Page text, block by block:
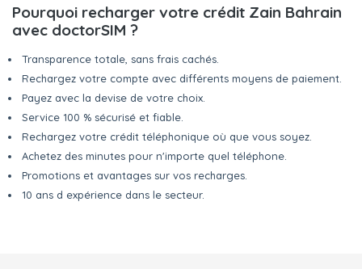
Pourquoi recharger votre crédit Zain Bahrain
avec doctorSIM ?
Transparence totale, sans frais cachés.
Rechargez votre compte avec différents moyens de paiement.
Payez avec la devise de votre choix.
Service 100 % sécurisé et fiable.
Rechargez votre crédit téléphonique où que vous soyez.
Achetez des minutes pour n'importe quel téléphone.
Promotions et avantages sur vos recharges.
10 ans d expérience dans le secteur.